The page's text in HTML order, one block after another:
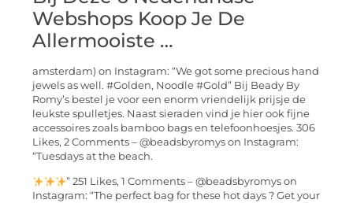
Webshops Koop Je De
Allermooiste …
amsterdam) on Instagram: “We got some precious hand
jewels as well. #Golden, Noodle #Gold” Bij Beady By
Romy’s bestel je voor een enorm vriendelijk prijsje de
leukste spulletjes. Naast sieraden vind je hier ook fijne
accessoires zoals bamboo bags en telefoonhoesjes. 306
Likes, 2 Comments – @beadsbyromys on Instagram:
“Tuesdays at the beach.
” 251 Likes, 1 Comments – @beadsbyromys on
Instagram: “The perfect bag for these hot days ? Get your